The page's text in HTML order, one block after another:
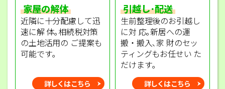
家屋の解体
近隣に十分配慮して迅
速に解 体｡相続税対策
の土地活用の ご提案も
可能です｡
詳しくはこちら
引越し･配送
生前整理後のお引越し
に対 応｡新居への運
搬・搬入､家 財のセッ
ティングもお任せい た
だけます｡
詳しくはこちら